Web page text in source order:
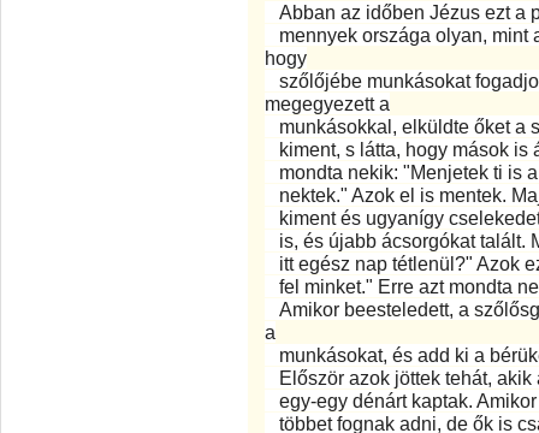
Abban az időben Jézus ezt a
mennyek országa olyan, mint
hogy
szőlőjébe munkásokat
megegyezett a
munkásokkal, elküldte őket a
kiment, s látta, hogy mások is
mondta nekik: "Menjetek ti is
nektek." Azok el is mentek.
kiment és ugyanígy
is, és újabb ácsorgókat talált.
itt egész nap tétlenül?" Azok
fel minket." Erre azt mondta
Amikor beesteledett, a
a
munkásokat, és add ki a
Először azok jöttek tehát,
egy-egy dénárt kaptak.
többet fognak adni, de ők is